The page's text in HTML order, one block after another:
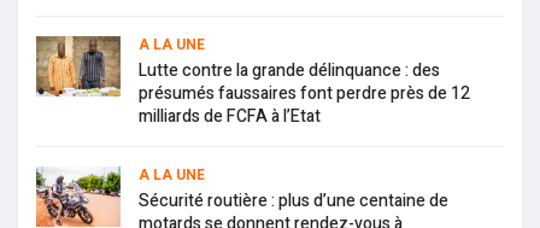
A LA UNE
Lutte contre la grande délinquance : des
présumés faussaires font perdre près de 12
milliards de FCFA à l’Etat
A LA UNE
Sécurité routière : plus d’une centaine de